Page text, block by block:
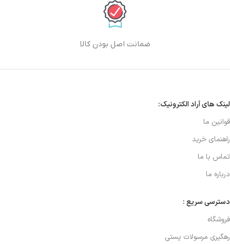
ضمانت اصل بودن کالا
لینک های آراد الکترونیک:
قوانین ما
راهنمای خرید
تماس با ما
درباره ما
دسترسی سریع :
فروشگاه
رهگیری مرسولات پستی